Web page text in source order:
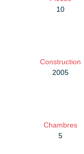
10
Construction
2005
Chambres
5